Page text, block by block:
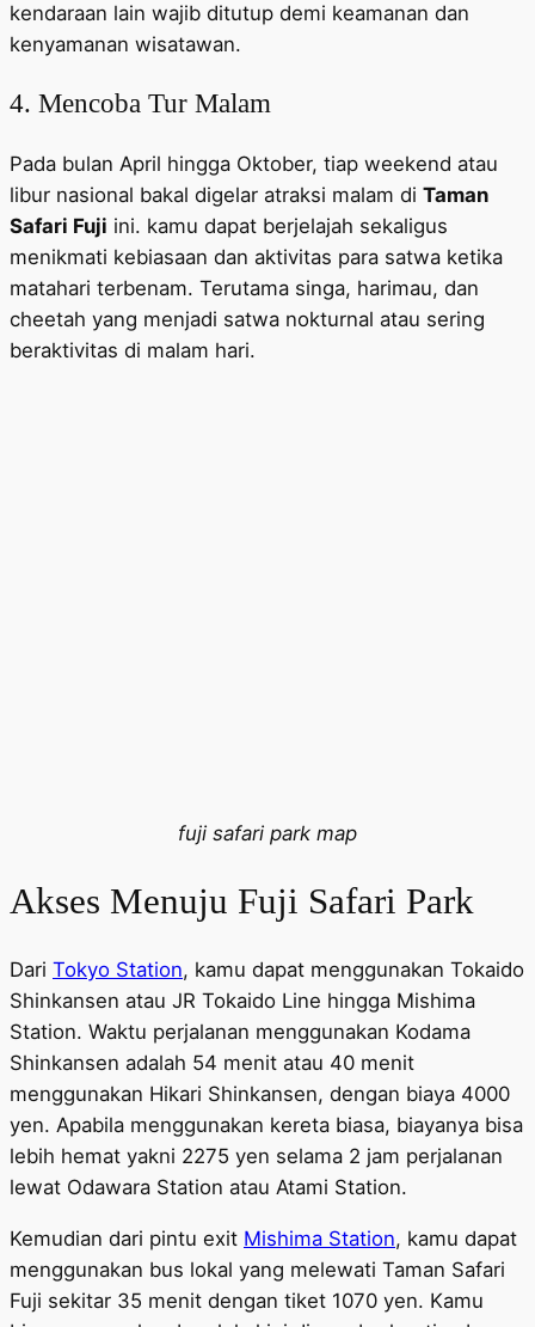
kendaraan lain wajib ditutup demi keamanan dan
kenyamanan wisatawan.
4. Mencoba Tur Malam
Pada bulan April hingga Oktober, tiap weekend atau
libur nasional bakal digelar atraksi malam di Taman
Safari Fuji ini. kamu dapat berjelajah sekaligus
menikmati kebiasaan dan aktivitas para satwa ketika
matahari terbenam. Terutama singa, harimau, dan
cheetah yang menjadi satwa nokturnal atau sering
beraktivitas di malam hari.
fuji safari park map
Akses Menuju Fuji Safari Park
Dari Tokyo Station, kamu dapat menggunakan Tokaido
Shinkansen atau JR Tokaido Line hingga Mishima
Station. Waktu perjalanan menggunakan Kodama
Shinkansen adalah 54 menit atau 40 menit
menggunakan Hikari Shinkansen, dengan biaya 4000
yen. Apabila menggunakan kereta biasa, biayanya bisa
lebih hemat yakni 2275 yen selama 2 jam perjalanan
lewat Odawara Station atau Atami Station.
Kemudian dari pintu exit Mishima Station, kamu dapat
menggunakan bus lokal yang melewati Taman Safari
Fuji sekitar 35 menit dengan tiket 1070 yen. Kamu